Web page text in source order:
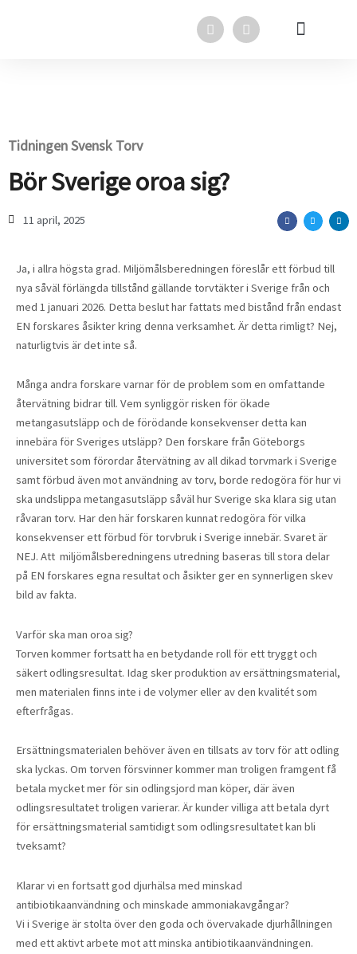
F
a
c
L
i
n
Tidningen Svensk Torv
Bör Sverige oroa sig?
11 april, 2025
Ja, i allra högsta grad. Miljömålsberedningen föreslår ett förbud till
nya såväl förlängda tillstånd gällande torvtäkter i Sverige från och
med 1 januari 2026. Detta beslut har fattats med bistånd från endast
EN forskares åsikter kring denna verksamhet. Är detta rimligt? Nej,
naturligtvis är det inte så.
Många andra forskare varnar för de problem som en omfattande
återvätning bidrar till. Vem synliggör risken för ökade
metangasutsläpp och de förödande konsekvenser detta kan
innebära för Sveriges utsläpp? Den forskare från Göteborgs
universitet som förordar återvätning av all dikad torvmark i Sverige
samt förbud även mot användning av torv, borde redogöra för hur vi
ska undslippa metangasutsläpp såväl hur Sverige ska klara sig utan
råvaran torv. Har den här forskaren kunnat redogöra för vilka
konsekvenser ett förbud för torvbruk i Sverige innebär. Svaret är
NEJ. Att miljömålsberedningens utredning baseras till stora delar
på EN forskares egna resultat och åsikter ger en synnerligen skev
bild av fakta.
Varför ska man oroa sig?
Torven kommer fortsatt ha en betydande roll för ett tryggt och
säkert odlingsresultat. Idag sker produktion av ersättningsmaterial,
men materialen finns inte i de volymer eller av den kvalitét som
efterfrågas.
Ersättningsmaterialen behöver även en tillsats av torv för att odling
ska lyckas. Om torven försvinner kommer man troligen framgent få
betala mycket mer för sin odlingsjord man köper, där även
odlingsresultatet troligen varierar. Är kunder villiga att betala dyrt
för ersättningsmaterial samtidigt som odlingsresultatet kan bli
tveksamt?
Klarar vi en fortsatt god djurhälsa med minskad
antibiotikaanvändning och minskade ammoniakavgångar?
Vi i Sverige är stolta över den goda och övervakade djurhållningen
med ett aktivt arbete mot att minska antibiotikaanvändningen.